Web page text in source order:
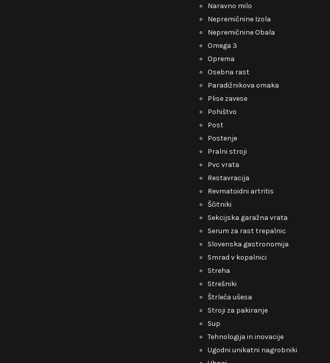
Naravno milo
Nepremičnine Izola
Nepremičnine Obala
Omega 3
Oprema
Osebna rast
Paradižnikova omaka
Plise zavese
Pohištvo
Post
Postenje
Pralni stroji
Pvc vrata
Restavracija
Revmatoidni artritis
Ščitniki
Sekcijska garažna vrata
Serum za rast trepalnic
Slovenska gastronomija
Smrad v kopalnici
Streha
Strešniki
Štrleča ušesa
Stroji za pakiranje
Sup
Tehnologija in inovacije
Ugodni unikatni nagrobniki